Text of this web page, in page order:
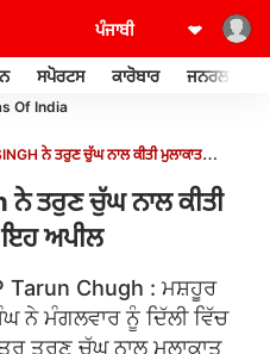
ਸਪੋਰਟਸ ਕਾਰੋਬਾਰ ਜਨਰਲ ਨੌਲਜ
Of India
ਨੇ ਤਰੁਣ ਚੁੱਘ ਨਾਲ ਕੀਤੀ ਮੁਲਾਕਾਤ
ਤਰੁਣ ਚੁੱਘ ਨਾਲ ਕੀਤੀ
ਇਹ ਅਪੀਲ
Tarun Chugh : ਮਸ਼ਹੂਰ
ਨੇ ਮੰਗਲਵਾਰ ਨੂੰ ਦਿੱਲੀ ਵਿੱਚ
ਤਰੁਣ ਚੁੱਘ ਨਾਲ ਮੁਲਾਕਾਤ